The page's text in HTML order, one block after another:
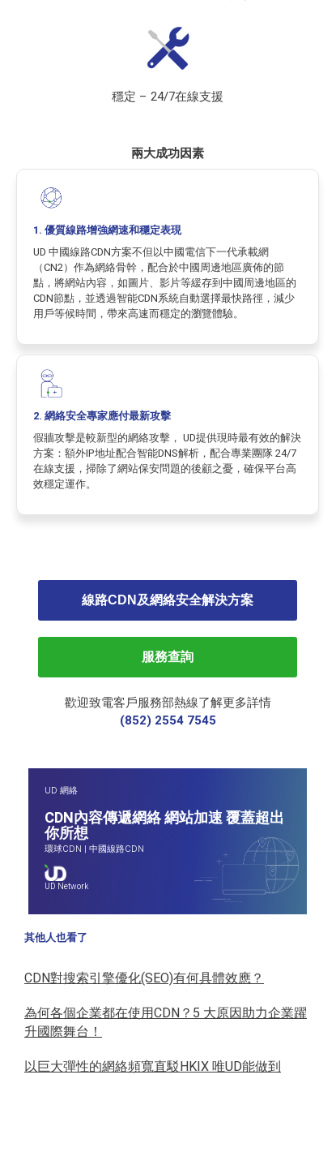
穩定 – 24/7在線支援
兩大成功因素
1. 優質線路增強網速和穩定表現
UD 中國線路CDN方案不但以中國電信下一代承載網
（CN2）作為網絡骨幹，配合於中國周邊地區廣佈的節
點，將網站內容，如圖片、影片等緩存到中國周邊地區的
CDN節點，並透過智能CDN系統自動選擇最快路徑，減少
用戶等候時間，帶來高速而穩定的瀏覽體驗。
2. 網絡安全專家應付最新攻擊
假牆攻擊是較新型的網絡攻擊， UD提供現時最有效的解決
方案：額外IP地址配合智能DNS解析，配合專業團隊 24/7
在線支援，掃除了網站保安問題的後顧之憂，確保平台高
效穩定運作。
線路CDN及網絡安全解決方案
服務查詢
歡迎致電客戶服務部熱線了解更多詳情
(852) 2554 7545
UD 網絡
CDN內容傳遞網絡 網站加速 覆蓋超出
你所想
環球CDN | 中國線路CDN
UD Network
其他人也看了
CDN對搜索引擎優化(SEO)有何具體效應？
為何各個企業都在使用CDN？5 大原因助力企業躍
升國際舞台！
以巨大彈性的網絡頻寬直駁HKIX 唯UD能做到